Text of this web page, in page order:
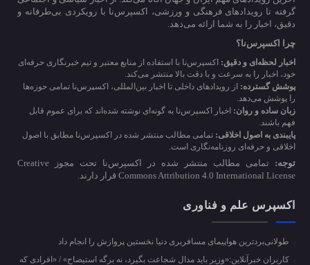
گرفته تا رویدادهای فرهنگی و ورزشی، اکسپرس‌نا با رویکردی بی‌طرفانه و
دقیق، اخبار را به شما ارائه می‌دهد.
چرا اکسپرس‌نا؟
اخبار لحظه‌ای و دقیق: اکسپرس‌نا با استفاده از منابع معتبر و تیم خبرنگاری حرفه‌ای
خود، اخبار را به سرعت و با دقت بالا منتشر می‌کند.
پوشش گسترده: از رویدادهای داخلی تا اخبار بین‌المللی، اکسپرس‌نا تمامی حوزه‌ها
را پوشش می‌دهد.
زبان ساده و روان: اخبار اکسپرس‌نا به گونه‌ای نوشته شده‌اند که برای عموم قابل
فهم باشند.
پایبندی به اصول اخلاقی: تمامی مطالب منتشر شده در اکسپرس‌نا مطابق با اصول
اخلاقی و حرفه‌ای روزنامه‌نگاری است.
توجه:
تمامی مطالب منتشر شده در اکسپرس‌نا تحت مجوز Creative
Commons Attribution 4.0 International License قرار دارند.
اکسپرس علم و فناوری
طولانی‌بردترین هواپیمای مسافربری دنیا نخستین پروازش را انجام داد
کاربران خبرآنلاین:«وزیر باید مدال شجاعت بگیرد، نه برگه استیضاح» / «افرادی که